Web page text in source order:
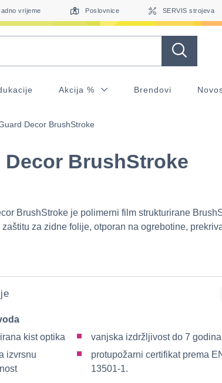
vrijeme Poslovnice SERVIS strojeva
Akcija % Brendovi
Decor BrushStroke
Decor BrushStroke
BrushStroke je polimerni film strukturirane
za zidne folije, otporan na ogrebotine,
kist optika
izvrsnu
vanjska izdržljivost do 7 godina
protupožarni certifikat prema
13501-1.